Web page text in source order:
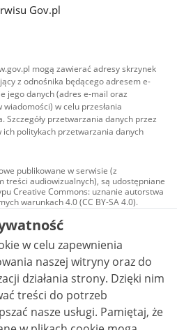
Gov.pl
mogą zawierać adresy skrzynek
z odnośnika będącego adresem e-
jego danych (adres e-mail oraz
w celu przesłania
Szczegóły przetwarzania danych przez
ich politykach przetwarzania danych
publikowane w serwisie (z
treści audiowizualnych), są udostępniane
Creative Commons: uznanie autorstwa
warunkach 4.0 (CC BY-SA 4.0).
w tym zdjęcia, materiały
są udostępniane na licencji typu
uznanie autorstwa użycie
- bez utworów zależnych 4.0 (CC BY-
ile nie jest to stwierdzone inaczej.
w celu zapewnienia
naszej witryny oraz do
strony. Dzięki nim
treści do potrzeb
usługi. Pamiętaj, że